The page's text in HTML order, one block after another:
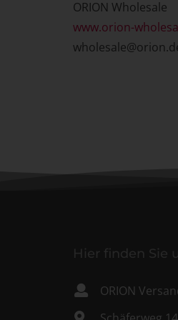
ORION Wholesale
www.orion-
Hier finden Sie
ORION